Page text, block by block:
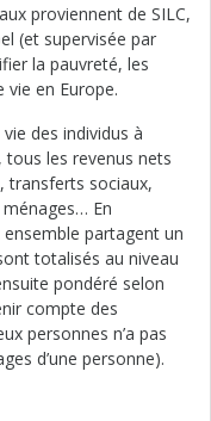
proviennent de SILC,
(et supervisée par
la pauvreté, les
vie en Europe.
vie des individus à
tous les revenus nets
transferts sociaux,
En
partagent un
totalisés au niveau
pondéré selon
compte des
personnes n’a pas
d’une personne).